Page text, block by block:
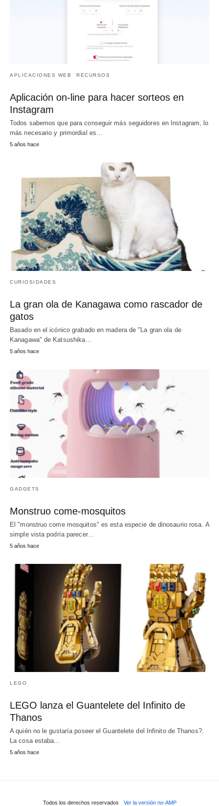
APLICACIONES WEB RECURSOS
Aplicación on-line para hacer sorteos en
Instagram
Todos sabemos que para conseguir más seguidores en Instagram, lo
más necesario y primordial es…
5 años hace
CURIOSIDADES
La gran ola de Kanagawa como rascador de
gatos
Basado en el icónico grabado en madera de "La gran ola de
Kanagawa" de Katsushika…
5 años hace
GADGETS
Monstruo come-mosquitos
El "monstruo come mosquitos" es esta especie de dinosaurio rosa. A
simple vista podría parecer…
5 años hace
LEGO
LEGO lanza el Guantelete del Infinito de
Thanos
A quién no le gustaría poseer el Guantelete del Infinito de Thanos?.
La cosa estaba…
5 años hace
Todos los derechos reservados Ver la versión no-AMP